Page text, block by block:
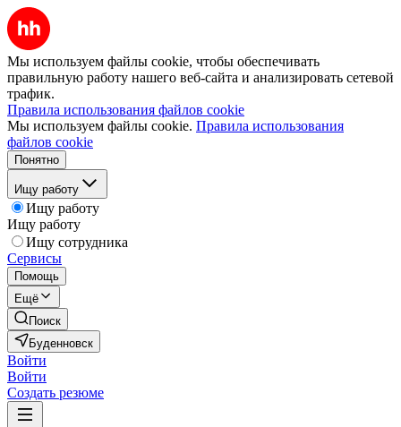
Мы используем файлы cookie, чтобы обеспечивать
правильную работу нашего веб-сайта и анализировать сетевой
трафик.
Правила использования файлов cookie
Мы используем файлы cookie. Правила использования
файлов cookie
Понятно
Ищу работу
Ищу работу
Ищу работу
Ищу сотрудника
Сервисы
Помощь
Ещё
Поиск
Буденновск
Войти
Войти
Создать резюме